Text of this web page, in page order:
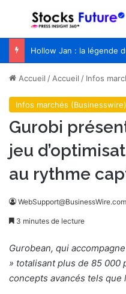
Menu
Accueil /Accueil / Infos
Infos marchés (Businesswire)
Gurobi
jeu
au rythme
WebSupport@BusinessWire.com
3 minutes de lecture
Gurobean, qui
» totalisant plus de 85
concepts avancés tels